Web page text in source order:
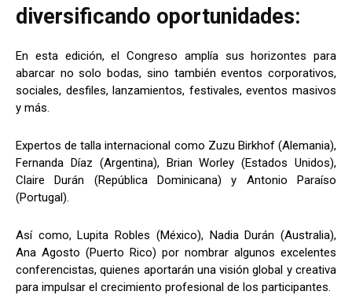
diversificando oportunidades:
En esta edición, el Congreso amplía sus horizontes para
abarcar no solo bodas, sino también eventos corporativos,
sociales, desfiles, lanzamientos, festivales, eventos masivos
y más.
Expertos de talla internacional como Zuzu Birkhof (Alemania),
Fernanda Díaz (Argentina), Brian Worley (Estados Unidos),
Claire Durán (República Dominicana) y Antonio Paraíso
(Portugal).
Así como, Lupita Robles (México), Nadia Durán (Australia),
Ana Agosto (Puerto Rico) por nombrar algunos excelentes
conferencistas, quienes aportarán una visión global y creativa
para impulsar el crecimiento profesional de los participantes.